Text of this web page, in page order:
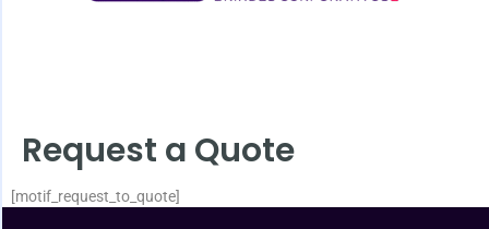
Request a Quote
[motif_request_to_quote]